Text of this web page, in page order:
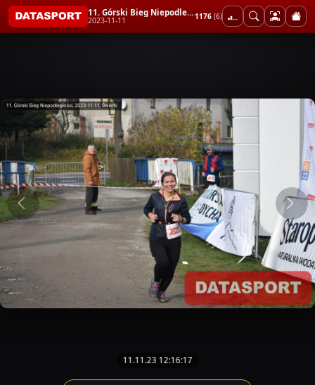
11. Górski Bieg Niepodległości
2023-11-11 1176 (6)
11.11.23 12:16:17